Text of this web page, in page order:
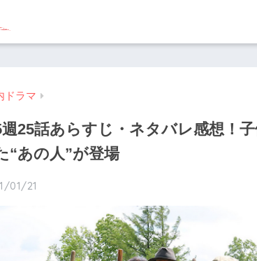
ドラマ
週25話あらすじ・ネタバレ感想！
“あの人”が登場
01/21